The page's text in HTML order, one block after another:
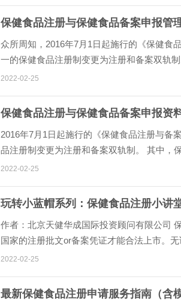
保健食品注册与保健食品备案申报管
众所周知，2016年7月1日起施行的《保健食
一的保健食品注册制变更为注册和备案双轨
有所不同。 那么，保健食品注册和保健食品
2022-02-25
保健食品注册与保健食品备案申报资
2016年7月1日起施行的《保健食品注册与备
品注册制变更为注册和备案双轨制。 其中，
理部门根据注册申请人申请，依照法定程序
2022-02-25
玩转小蓝帽系列：保健食品注册小讲
作者：北京天健华成国际投资顾问有限公司
国家的注册批文or备案凭证才能合法上市。
定的时间和金钱，因此企业首先要判断一下
2022-02-25
最新保健食品注册申请服务指南（含模